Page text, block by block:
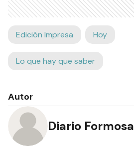
Edición Impresa Hoy
Lo que hay que saber
Autor
Diario Formosa